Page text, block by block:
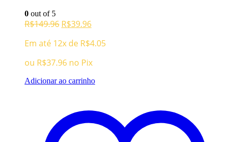
0 out of 5
R$149.96 O
original
era:
R$149.96.
R$39.96O
atual
R$39.96.
Em até 12x de R$4.05
ou R$37.96 no Pix
Adicionar ao carrinho